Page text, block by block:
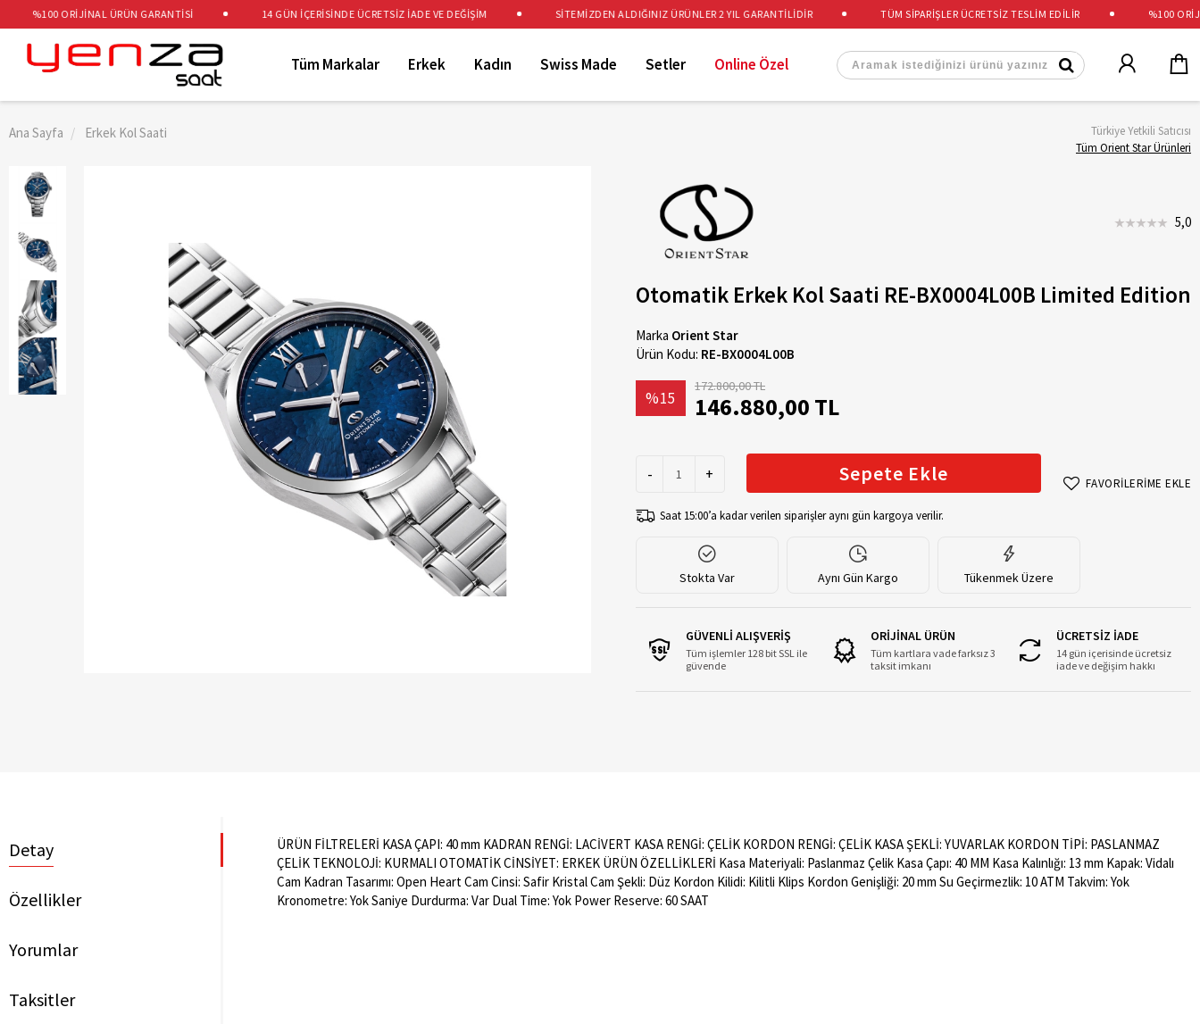
TÜM SİPARİŞLER ÜCRETSİZ TESLİM EDİLİR %100
%100 ORİJİNAL ÜRÜN GARANTİSİ 14 GÜN İÇERİSİNDE ÜCRETSİZ İADE VE DEĞİŞİM SİTEMİZDEN ALDIĞINIZ ÜRÜNLER 2 YIL GARANTİLİDİR
Tüm Markalar Erkek Kadın Swiss Made Setler Online Özel
Ana Sayfa Erkek Kol Saati
Türkiye Yetkili Satıcısı
Tüm Orient Star Ürünleri
5,0
Otomatik Erkek Kol Saati RE-BX0004L00B Limited Edition
Marka Orient Star
Ürün Kodu: RE-BX0004L00B
%15
172.800,00 TL
146.880,00 TL
- + Sepete Ekle FAVORİLERİME EKLE
Saat 15:00’a kadar verilen siparişler aynı gün kargoya verilir.
Stokta Var Aynı Gün Kargo Tükenmek Üzere
GÜVENLİ ALIŞVERİŞ
Tüm işlemler 128 bit SSL ile
güvende
ORİJİNAL ÜRÜN
Tüm kartlara vade farksız 3
taksit imkanı
ÜCRETSİZ İADE
14 gün içerisinde ücretsiz
iade ve değişim hakkı
Detay
Özellikler
Yorumlar
Taksitler
ÜRÜN FİLTRELERİ KASA ÇAPI: 40 mm KADRAN RENGİ: LACİVERT KASA RENGİ: ÇELİK KORDON RENGİ: ÇELİK KASA ŞEKLİ: YUVARLAK KORDON TİPİ: PASLANMAZ
ÇELİK TEKNOLOJİ: KURMALI OTOMATİK CİNSİYET: ERKEK ÜRÜN ÖZELLİKLERİ Kasa Materiyali: Paslanmaz Çelik Kasa Çapı: 40 MM Kasa Kalınlığı: 13 mm Kapak: Vidalı
Cam Kadran Tasarımı: Open Heart Cam Cinsi: Safir Kristal Cam Şekli: Düz Kordon Kilidi: Kilitli Klips Kordon Genişliği: 20 mm Su Geçirmezlik: 10 ATM Takvim: Yok
Kronometre: Yok Saniye Durdurma: Var Dual Time: Yok Power Reserve: 60 SAAT